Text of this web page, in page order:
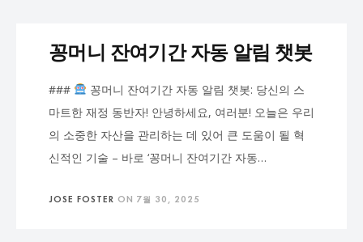
꽁머니 잔여기간 자동 알림 챗봇
###
꽁머니 잔여기간 자동 알림 챗봇: 당신의 스
마트한 재정 동반자! 안녕하세요, 여러분! 오늘은 우리
의 소중한 자산을 관리하는 데 있어 큰 도움이 될 혁
신적인 기술 – 바로 ‘꽁머니 잔여기간 자동…
JOSE FOSTER ON 7월 30, 2025